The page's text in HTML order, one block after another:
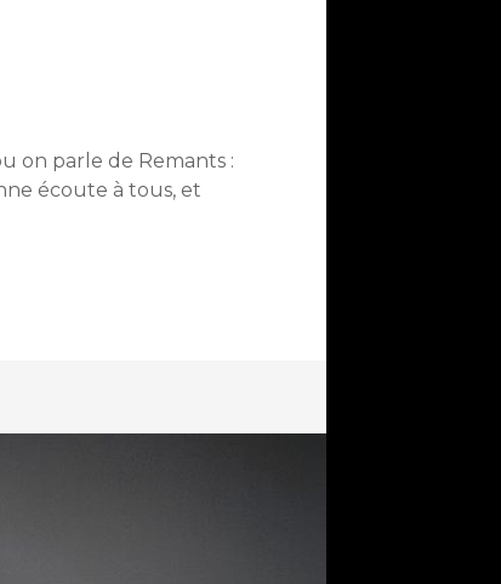
on parle de Remants :
écoute à tous, et